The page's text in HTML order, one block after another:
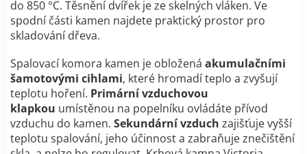
do 850 °C. Těsnění dvířek je ze skelných vláken. Ve
spodní části kamen najdete praktický prostor pro
skladování dřeva.
Spalovací komora kamen je obložená akumulačními
šamotovými cihlami, které hromadí teplo a zvyšují
teplotu hoření. Primární vzduchovou
klapkou umístěnou na popelníku ovládáte přívod
vzduchu do kamen. Sekundární vzduch zajišťuje vyšší
teplotu spalování, jeho účinnost a zabraňuje znečištění